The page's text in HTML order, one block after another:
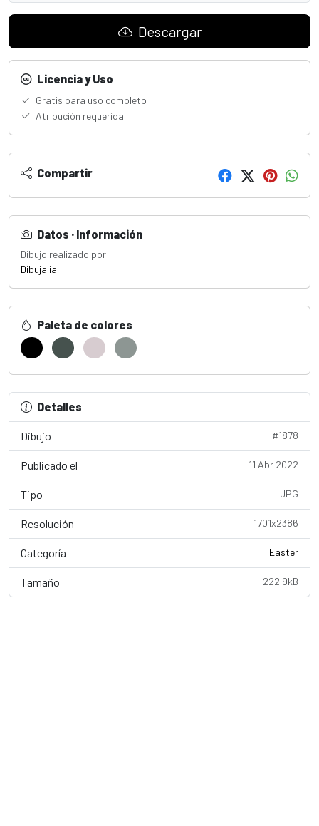
Descargar
Licencia y Uso
Gratis para uso completo
Atribución requerida
Compartir
Datos · Información
Dibujo realizado por
Dibujalia
Paleta de colores
Detalles
Dibujo #1878
Publicado el 11 Abr 2022
Tipo JPG
Resolución 1701x2386
Categoría Easter
Tamaño 222.9kB